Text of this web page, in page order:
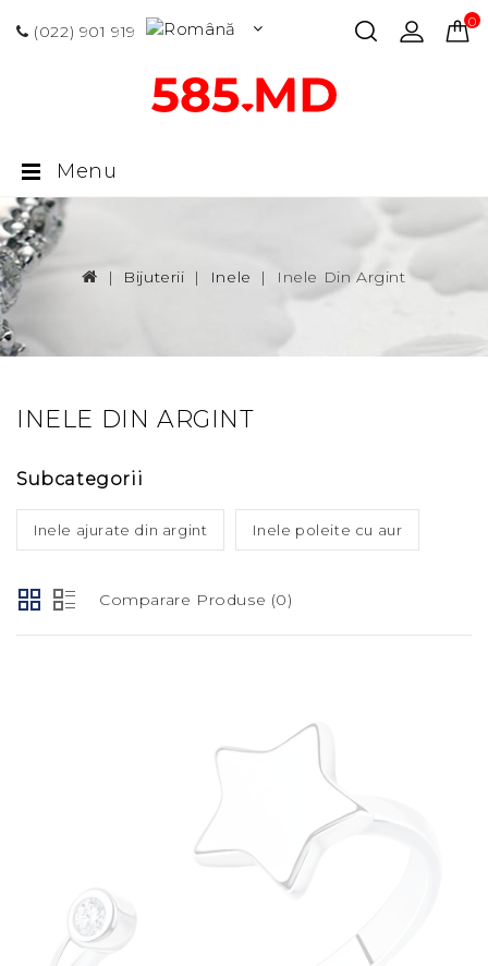
(022) 901 919
0
Menu
Bijuterii Inele Inele Din Argint
INELE DIN ARGINT
Subcategorii
Inele ajurate din argint Inele poleite cu aur
Comparare Produse (0)